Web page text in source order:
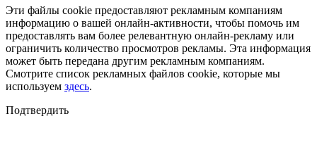
Эти файлы cookie предоставляют рекламным компаниям
информацию о вашей онлайн-активности, чтобы помочь им
предоставлять вам более релевантную онлайн-рекламу или
ограничить количество просмотров рекламы. Эта информация
может быть передана другим рекламным компаниям.
Смотрите список рекламных файлов cookie, которые мы
используем здесь.
Подтвердить